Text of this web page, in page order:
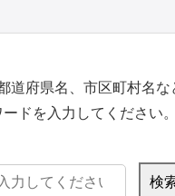
道府県名、市区町村名な
ドを入力してください。